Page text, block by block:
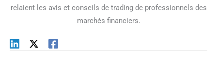
relaient les avis et conseils de trading de professionnels des
marchés financiers.